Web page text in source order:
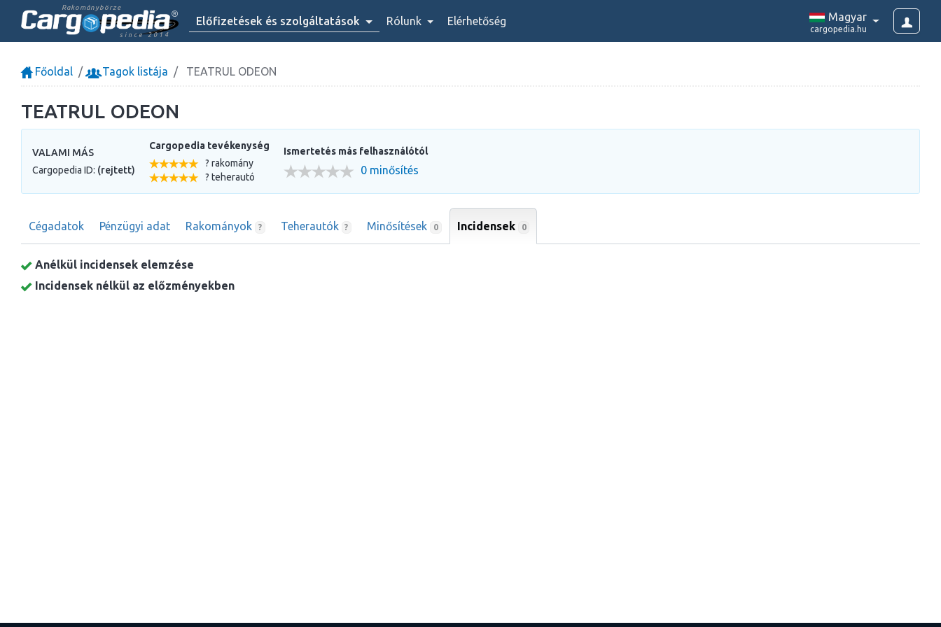
Rakománybörze
since 2014
Előfizetések és szolgáltatások Rólunk Elérhetőség Magyar
cargopedia.hu
Főoldal Tagok listája TEATRUL ODEON
TEATRUL ODEON
VALAMI MÁS
Cargopedia ID: (rejtett)
Cargopedia tevékenység
? rakomány
? teherautó
Ismertetés más felhasználótól
0 minősítés
Cégadatok Pénzügyi adat Rakományok ? Teherautók ? Minősítések 0 Incidensek 0
Anélkül incidensek elemzése
Incidensek nélkül az előzményekben